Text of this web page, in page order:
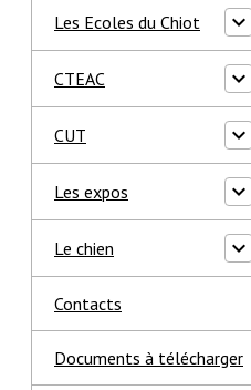
Les Ecoles du Chiot
CTEAC
CUT
Les expos
Le chien
Contacts
Documents à télécharger